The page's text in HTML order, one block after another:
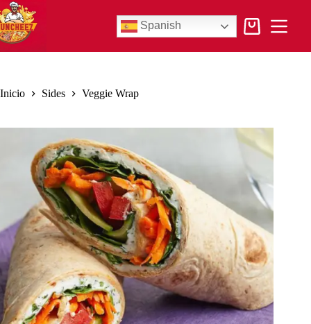
Saltar
al
contenido
Spanish
Carro
compra
Inicio Sides Veggie Wrap